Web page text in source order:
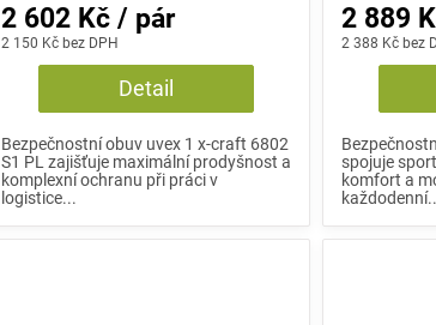
2 150 Kč bez DPH
2 602 Kč / pár
Detail
Bezpečnostní obuv uvex 1 x-craft 6802
S1 PL zajišťuje maximální prodyšnost a
komplexní ochranu při práci v
logistice...
2 388 Kč bez
2 889
spojuje
komfort a